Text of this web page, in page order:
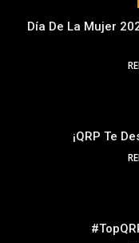
Día De La Mujer
¡QRP Te